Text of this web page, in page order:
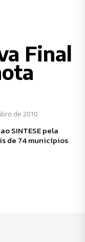
Final
de 2010
SINTESE pela
de 74 municípios